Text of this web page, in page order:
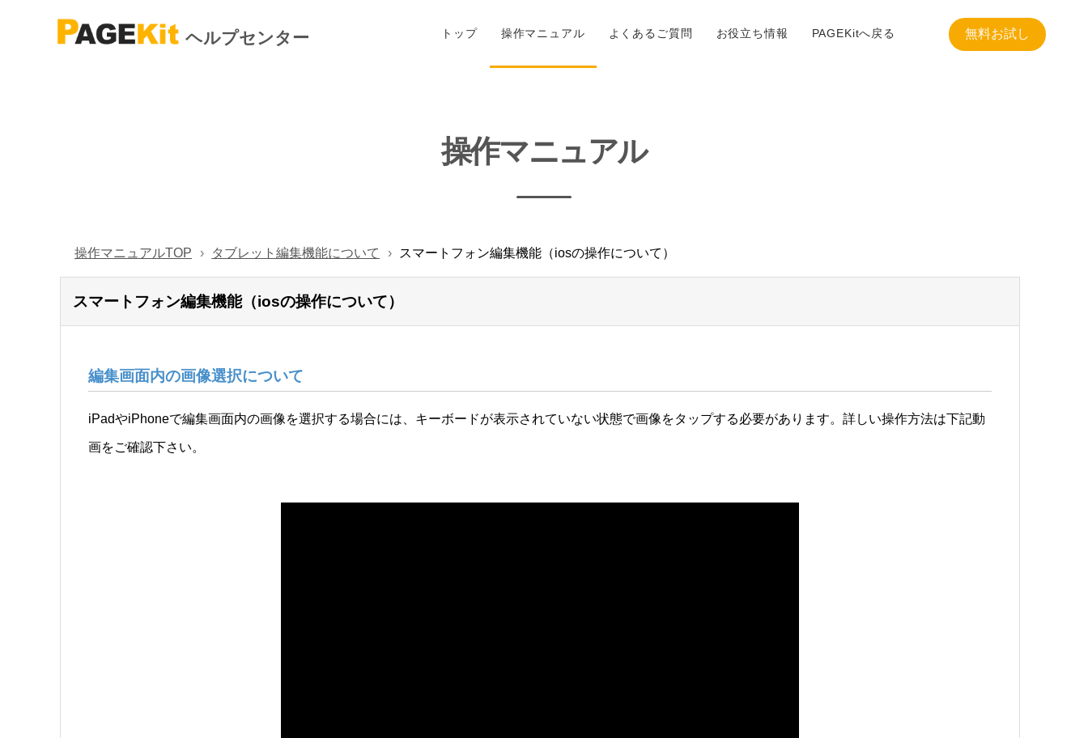
ヘルプセンター トップ 操作マニュアル よくあるご質問 お役立ち情報 PAGEKitへ戻る 無料お試し
操作マニュアル
操作マニュアルTOP タブレット編集機能について スマートフォン編集機能（iosの操作について）
スマートフォン編集機能（iosの操作について）
編集画面内の画像選択について
iPadやiPhoneで編集画面内の画像を選択する場合には、キーボードが表示されていない状態で画像をタップする必要があります。詳しい操作方法は下記動
画をご確認下さい。